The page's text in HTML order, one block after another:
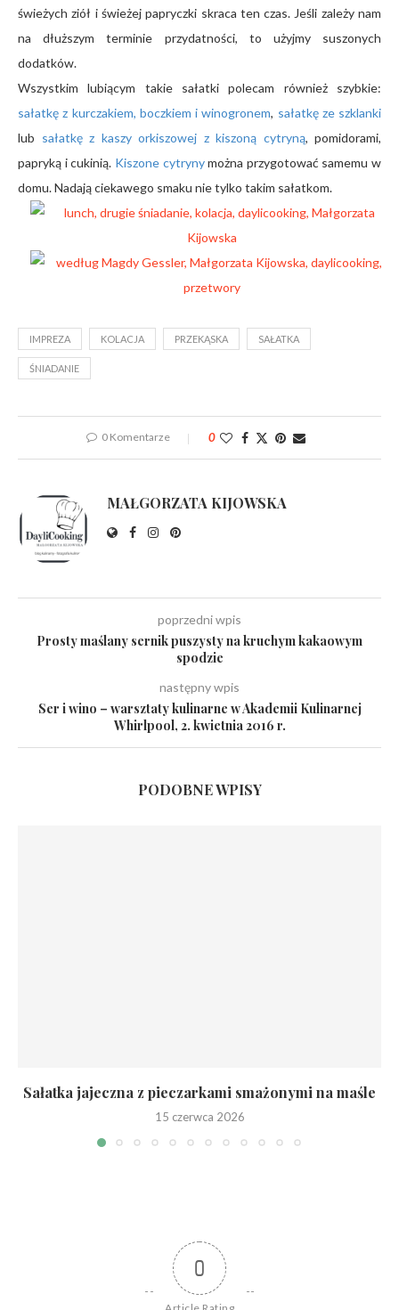
świeżych ziół i świeżej papryczki skraca ten czas. Jeśli zależy nam
na dłuższym terminie przydatności, to użyjmy suszonych
dodatków.
Wszystkim lubiącym takie sałatki polecam również szybkie:
sałatkę z kurczakiem, boczkiem i winogronem, sałatkę ze szklanki
lub sałatkę z kaszy orkiszowej z kiszoną cytryną, pomidorami,
papryką i cukinią. Kiszone cytrynymożna przygotować samemu w
domu. Nadają ciekawego smaku nie tylko takim sałatkom.
IMPREZA KOLACJA PRZEKĄSKA SAŁATKA
ŚNIADANIE
0 Komentarze 0
MAŁGORZATA KIJOWSKA
poprzedni wpis
Prosty maślany sernik puszysty na kruchym kakaowym
spodzie
następny wpis
Ser i wino – warsztaty kulinarne w Akademii Kulinarnej
Whirlpool, 2. kwietnia 2016 r.
PODOBNE WPISY
Sałatka jajeczna z pieczarkami smażonymi na maśle
15 czerwca 2026
0